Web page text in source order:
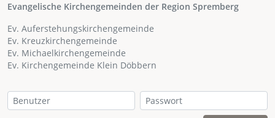
Evangelische Kirchengemeinden der Region Spremberg
Ev. Auferstehungskirchengemeinde
Ev. Kreuzkirchengemeinde
Ev. Michaelkirchengemeinde
Ev. Kirchengemeinde Klein Döbbern